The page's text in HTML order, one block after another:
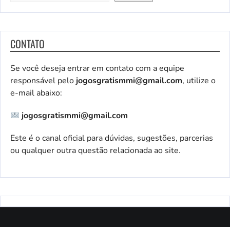
CONTATO
Se você deseja entrar em contato com a equipe
responsável pelo jogosgratismmi@gmail.com, utilize o
e-mail abaixo:
jogosgratismmi@gmail.com
Este é o canal oficial para dúvidas, sugestões, parcerias
ou qualquer outra questão relacionada ao site.